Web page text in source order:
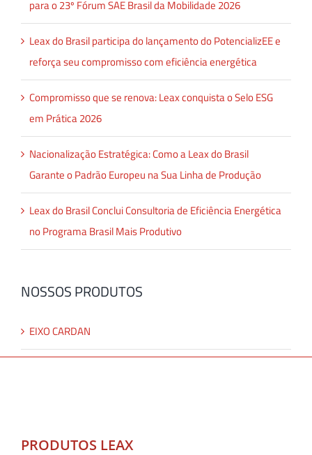
para o 23º Fórum SAE Brasil da Mobilidade 2026
Leax do Brasil participa do lançamento do PotencializEE e
reforça seu compromisso com eficiência energética
Compromisso que se renova: Leax conquista o Selo ESG
em Prática 2026
Nacionalização Estratégica: Como a Leax do Brasil
Garante o Padrão Europeu na Sua Linha de Produção
Leax do Brasil Conclui Consultoria de Eficiência Energética
no Programa Brasil Mais Produtivo
NOSSOS PRODUTOS
EIXO CARDAN
PRODUTOS LEAX